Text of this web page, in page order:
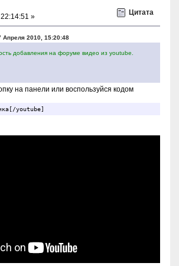
»
Цитата
Апреля 2010, 15:20:48
добавления на форуме видео из youtube.
на панели или воспользуйся кодом
youtube]